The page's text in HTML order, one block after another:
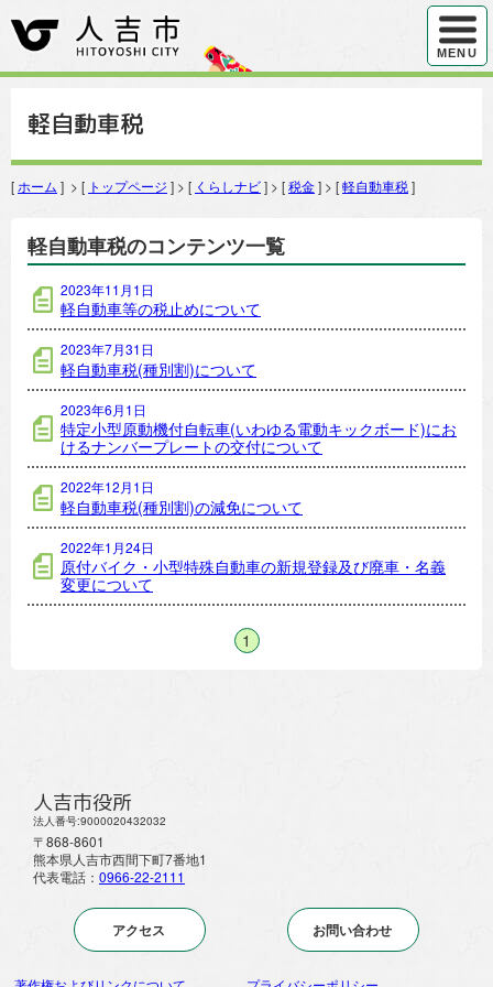
ハンバ
MENU
軽自動車税
[ ホーム ] > [ トップページ ] > [ くらしナビ] > [税金] > [軽自動車税 ]
軽自動車税のコンテンツ一覧
2023年11月1日
軽自動車等の税止めについて
2023年7月31日
軽自動車税(種別割)について
2023年6月1日
特定小型原動機付自転車(いわゆる電動キックボード)にお
けるナンバープレートの交付について
2022年12月1日
軽自動車税(種別割)の減免について
2022年1月24日
原付バイク・小型特殊自動車の新規登録及び廃車・名義
変更について
1
人吉市役所
法人番号:9000020432032
〒868-8601
熊本県人吉市西間下町7番地1
代表電話： 0966-22-2111
アクセス お問い合わせ